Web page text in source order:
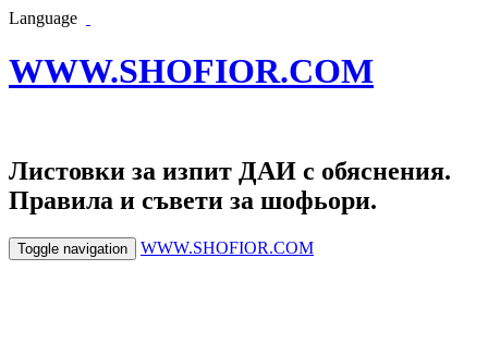
Language
WWW.SHOFIOR.COM
Листовки за изпит ДАИ с обяснения.
Правила и съвети за шофьори.
Toggle navigation WWW.SHOFIOR.COM